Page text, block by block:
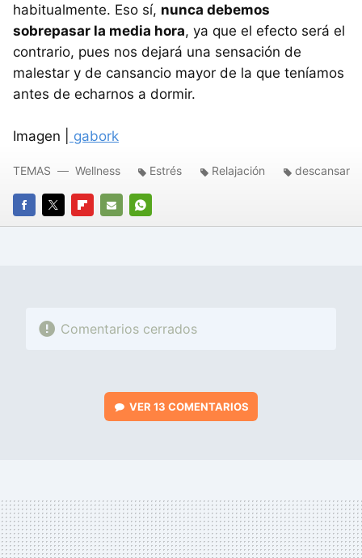
habitualmente. Eso sí, nunca debemos
sobrepasar la media hora, ya que el efecto será el
contrario, pues nos dejará una sensación de
malestar y de cansancio mayor de la que teníamos
antes de echarnos a dormir.
Imagen | gabork
FACEBOOK
TWITTERFLIPBOARD
E-
WHATSAPP
TEMAS Wellness Estrés Relajación descansar
Comentarios cerrados
VER 13 COMENTARIOS